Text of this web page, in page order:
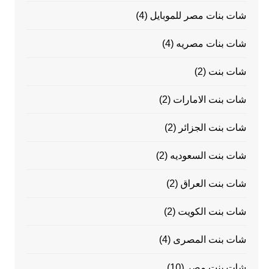
شات بنات مصر للموبايل (4)
شات بنات مصريه (4)
شات بنت (2)
شات بنت الامارات (2)
شات بنت الجزائر (2)
شات بنت السعوديه (2)
شات بنت العراق (2)
شات بنت الكويت (2)
شات بنت المصرى (4)